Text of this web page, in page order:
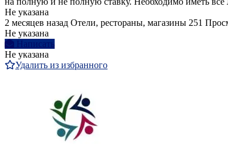
Не указана
2 месяцев назад Отели, рестораны, магазины 251
Не указана
Написать
Не указана
Удалить из избранного